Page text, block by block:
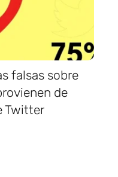
falsas sobre
de
Twitter